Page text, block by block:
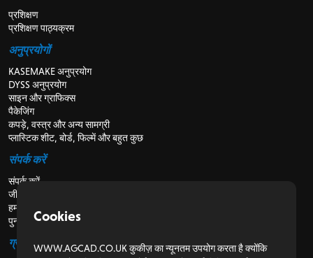
प्रशिक्षण
प्रशिक्षण पाठ्यक्रम
अनुप्रयोगों
KASEMAKE अनुप्रयोग
DYSS अनुप्रयोग
साइन और ग्राफिक्स
पैकेजिंग
कपड़े, वस्त्र और अन्य सामग्री
प्लास्टिक शीट, बोर्ड, फिल्में और बहुत कुछ
संपर्क करें
संपर्क करें
जीविका
हमारे बारे में
पुनर्विक्रेताओं के लिए
ग्राहकों के लिए
Cookies
WWW.AGCAD.CO.UK कुकीज़ का न्यूनतम उपयोग करता है क्योंकि